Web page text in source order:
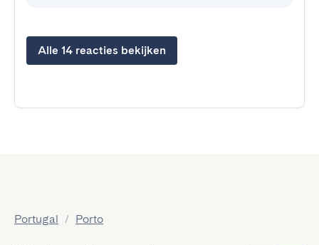
Alle 14 reacties bekijken
Portugal / Porto